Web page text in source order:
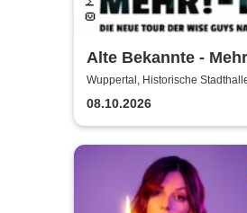
Alte Bekannte -
Wuppertal, Historische
08.10.2026